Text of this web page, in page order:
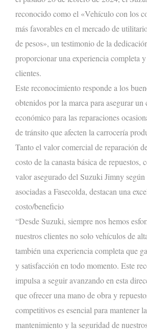
reconocido como el «Vehículo con los
más favorables en el mercado de
de pesos», un testimonio de la
proporcionar una experiencia completa y
clientes.
Este reconocimiento responde a los
obtenidos por la marca para asegurar un
económico para las reparaciones
de tránsito que afecten la carrocería
Tanto el valor comercial de reparación
costo de la canasta básica de repuestos,
valor asegurado del Suzuki Jimny según
asociadas a Fasecolda, destacan una
costo/beneficio
“Desde Suzuki, siempre nos hemos
nuestros clientes no solo vehículos de
también una experiencia completa que
y satisfacción en todo momento. Este
impulsa a seguir avanzando en esta
que ofrecer una mano de obra y
competitivos es esencial para mantener
mantenimiento y la seguridad de